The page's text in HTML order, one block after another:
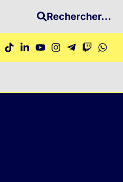
Rechercher...